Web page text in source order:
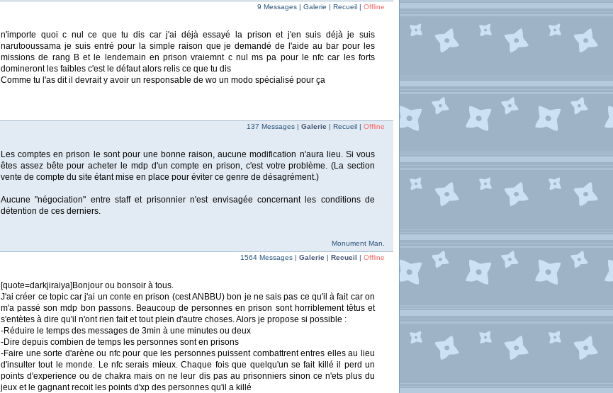
9 Messages | Galerie | Recueil | Offline
n'importe quoi c nul ce que tu dis car j'ai déjà essayé la prison et j'en suis déjà je suis
narutooussama je suis entré pour la simple raison que je demandé de l'aide au bar pour les
missions de rang B et le lendemain en prison vraiemnt c nul ms pa pour le nfc car les forts
domineront les faibles c'est le défaut alors relis ce que tu dis
Comme tu l'as dit il devrait y avoir un responsable de wo un modo spécialisé pour ça
137 Messages | Galerie | Recueil | Offline
Les comptes en prison le sont pour une bonne raison, aucune modification n'aura lieu. Si vous
êtes assez bête pour acheter le mdp d'un compte en prison, c'est votre problème. (La section
vente de compte du site étant mise en place pour éviter ce genre de désagrément.)
Aucune "négociation" entre staff et prisonnier n'est envisagée concernant les conditions de
détention de ces derniers.
Monument Man.
1564 Messages | Galerie | Recueil | Offline
[quote=darkjiraiya]Bonjour ou bonsoir à tous.
J'ai créer ce topic car j'ai un conte en prison (cest ANBBU) bon je ne sais pas ce qu'il à fait car on
m'a passé son mdp bon passons. Beaucoup de personnes en prison sont horriblement têtus et
s'entètes à dire qu'il n'ont rien fait et tout plein d'autre choses. Alors je propose si possible :
-Réduire le temps des messages de 3min à une minutes ou deux
-Dire depuis combien de temps les personnes sont en prisons
-Faire une sorte d'arène ou nfc pour que les personnes puissent combattrent entres elles au lieu
d'insulter tout le monde. Le nfc serais mieux. Chaque fois que quelqu'un se fait killé il perd un
points d'experience ou de chakra mais on ne leur dis pas au prisonniers sinon ce n'ets plus du
jeux et le gagnant recoit les points d'xp des personnes qu'il a killé